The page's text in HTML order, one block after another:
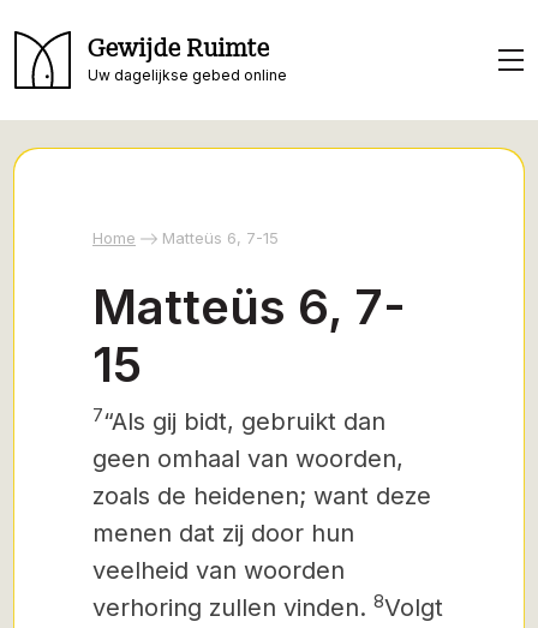
Gewijde Ruimte
Uw dagelijkse gebed online
Home Matteüs 6, 7-15
Matteüs 6, 7-
15
7“Als gij bidt, gebruikt dan
geen omhaal van woorden,
zoals de heidenen; want deze
menen dat zij door hun
veelheid van woorden
verhoring zullen vinden. 8Volgt